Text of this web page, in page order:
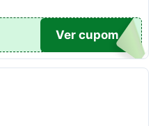
100
Ver cupom